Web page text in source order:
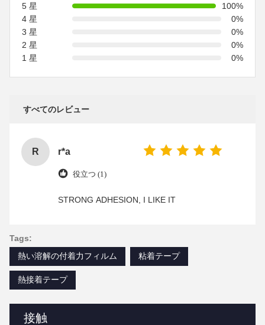
接触
5 星
100%
4 星
0%
3 星
0%
2 星
0%
1 星
0%
すべてのレビュー
R r*a
役立つ (1)
STRONG ADHESION, I LIKE IT
Tags:
熱い溶解の付着力フィルム
粘着テープ
熱接着テープ